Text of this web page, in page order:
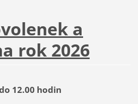
a
rok 2026
12.00 hodin